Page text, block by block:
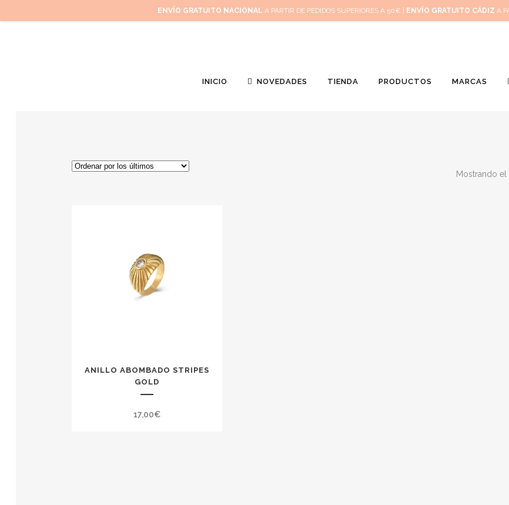
INICIO NOVEDADES TIENDA PRODUCTOS MARCAS
Mostrando el
ANILLO ABOMBADO STRIPES
GOLD
17,00€
ENVÍO GRATUITO NACIONAL A PARTIR DE PEDIDOS SUPERIORES A 50€ | ENVÍO GRATUITO CÁDIZ A